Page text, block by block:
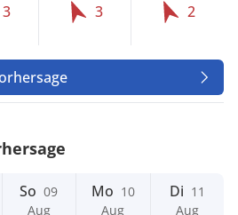
3 3 2
So 09
Aug
Mo 10
Aug
Di 11
Aug